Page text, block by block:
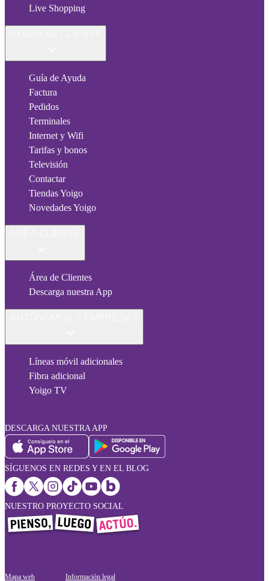
Live Shopping
Guía de Ayuda
Factura
Pedidos
Terminales
Internet y Wifi
Tarifas y bonos
Televisión
Contactar
Tiendas Yoigo
Novedades Yoigo
Área de Clientes
Descarga nuestra App
Líneas móvil adicionales
Fibra adicional
Yoigo TV
DESCARGA NUESTRA APP
SÍGUENOS EN REDES Y EN EL BLOG
NUESTRO PROYECTO SOCIAL
Mapa web Información legal